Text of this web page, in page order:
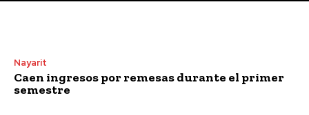
Nayarit
Caen ingresos por remesas durante el primer
semestre